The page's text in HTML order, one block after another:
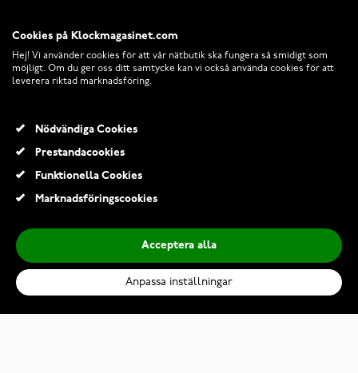
© 2026 Klockmagasinet.com
Cookies på Klockmagasinet.com
Hej! Vi använder cookies för att vår nätbutik ska fungera så smidigt som
möjligt. Om du ger oss ditt samtycke kan vi också använda cookies för att
leverera riktad marknadsföring.
Nödvändiga Cookies
Prestandacookies
Funktionella Cookies
Marknadsföringscookies
Acceptera alla
Anpassa inställningar